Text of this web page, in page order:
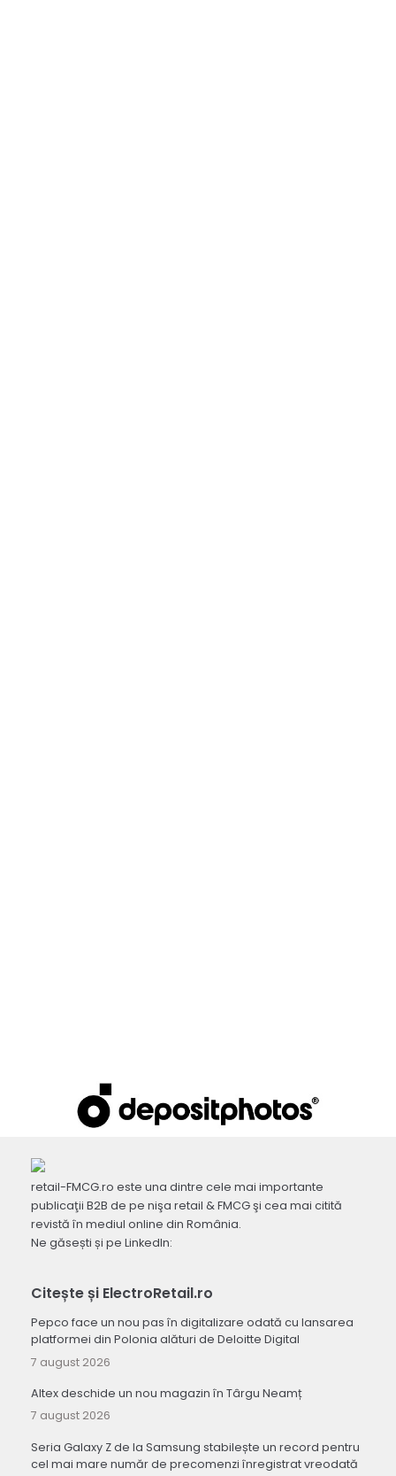
retail-FMCG.ro este una dintre cele mai importante
publicaţii B2B de pe nişa retail & FMCG şi cea mai citită
revistă în mediul online din România.
Ne găsești și pe LinkedIn:
Citește și ElectroRetail.ro
Pepco face un nou pas în digitalizare odată cu lansarea
platformei din Polonia alături de Deloitte Digital
7 august 2026
Altex deschide un nou magazin în Târgu Neamț
7 august 2026
Seria Galaxy Z de la Samsung stabilește un record pentru
cel mai mare număr de precomenzi înregistrat vreodată